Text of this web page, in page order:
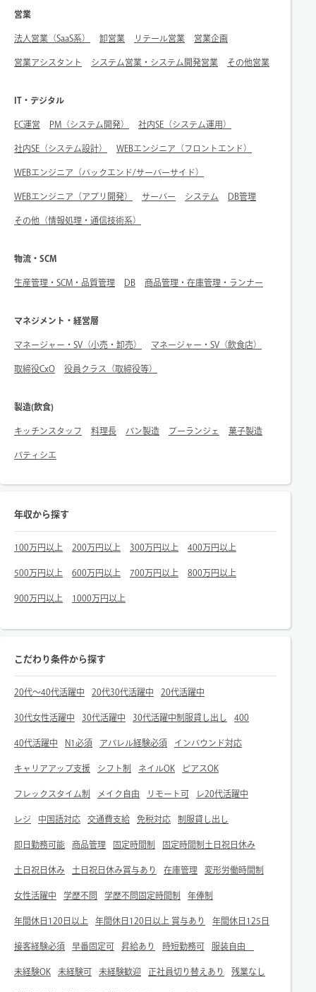
営業
法人営業（SaaS系） 卸営業 リテール営業 営業企画
営業アシスタント システム営業・システム開発営業 その他営業
IT・デジタル
EC運営 PM（システム開発） 社内SE（システム運用）
社内SE（システム設計） WEBエンジニア（フロントエンド）
WEBエンジニア（バックエンド/サーバーサイド）
WEBエンジニア（アプリ開発） サーバー システム DB管理
その他（情報処理・通信技術系）
物流・SCM
生産管理・SCM・品質管理 DB 商品管理・在庫管理・ランナー
マネジメント・経営層
マネージャー・SV（小売・卸売） マネージャー・SV（飲食店）
取締役CxO 役員クラス（取締役等）
製造(飲食)
キッチンスタッフ 料理長 パン製造 ブーランジェ 菓子製造
パティシエ
年収から探す
100万円以上 200万円以上 300万円以上 400万円以上
500万円以上 600万円以上 700万円以上 800万円以上
900万円以上 1000万円以上
こだわり条件から探す
20代～40代活躍中 20代30代活躍中 20代活躍中
30代女性活躍中 30代活躍中 30代活躍中制服貸し出し 400
40代活躍中 N1必須 アパレル経験必須 インバウンド対応
キャリアアップ支援 シフト制 ネイルOK ピアスOK
フレックスタイム制 メイク自由 リモート可 レ20代活躍中
レジ 中国語対応 交通費支給 免税対応 制服貸し出し
即日勤務可能 商品管理 固定時間制 固定時間制土日祝日休み
土日祝日休み 土日祝日休み賞与あり 在庫管理 変形労働時間制
女性活躍中 学歴不問 学歴不問固定時間制 年俸制
年間休日120日以上 年間休日120日以上 賞与あり 年間休日125日
接客経験必須 早番固定可 昇給あり 時短勤務可 服装自由
未経験OK 未経験可 未経験歓迎 正社員切り替えあり 残業なし